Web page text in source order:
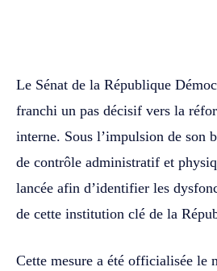
Le Sénat de la République
franchi un pas décisif vers la
interne. Sous l’impulsion de son
de contrôle administratif et
lancée afin d’identifier les
de cette institution clé de la
Cette mesure a été officialisée le